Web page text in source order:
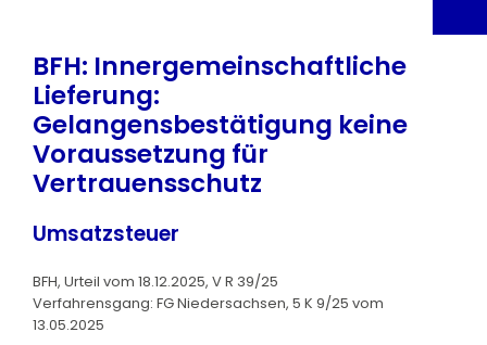
BFH: Innergemeinschaftliche
Lieferung:
Gelangensbestätigung keine
Voraussetzung für
Vertrauensschutz
Umsatzsteuer
BFH, Urteil vom 18.12.2025, V R 39/25
Verfahrensgang: FG Niedersachsen, 5 K 9/25 vom
13.05.2025